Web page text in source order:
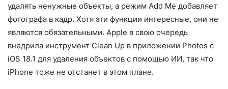
удалять ненужные объекты, а режим Add Me добавляет
фотографа в кадр. Хотя эти функции интересные, они не
являются обязательными. Apple в свою очередь
внедрила инструмент Clean Up в приложении Photos с
iOS 18.1 для удаления объектов с помощью ИИ, так что
iPhone тоже не отстанет в этом плане.